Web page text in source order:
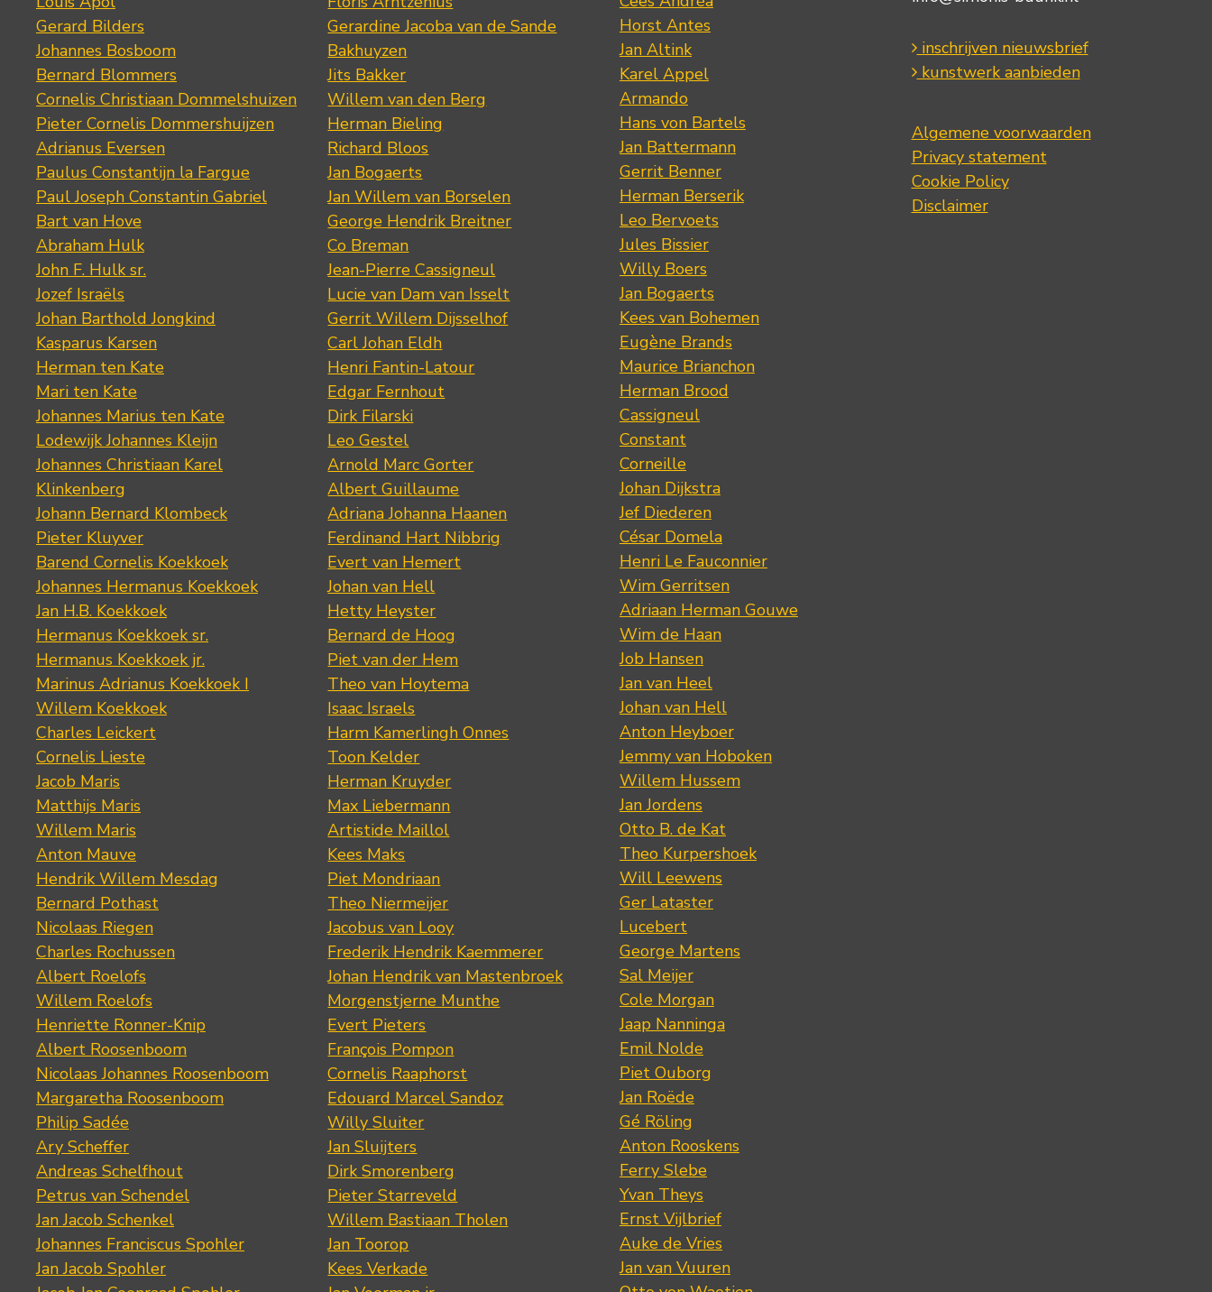
Gerard Bilders
Johannes Bosboom
Bernard Blommers
Cornelis Christiaan Dommelshuizen
Pieter Cornelis Dommershuijzen
Adrianus Eversen
Paulus Constantijn la Fargue
Paul Joseph Constantin Gabriel
Bart van Hove
Abraham Hulk
John F. Hulk sr.
Jozef Israëls
Johan Barthold Jongkind
Kasparus Karsen
Herman ten Kate
Mari ten Kate
Johannes Marius ten Kate
Lodewijk Johannes Kleijn
Johannes Christiaan Karel
Klinkenberg
Johann Bernard Klombeck
Pieter Kluyver
Barend Cornelis Koekkoek
Johannes Hermanus Koekkoek
Jan H.B. Koekkoek
Hermanus Koekkoek sr.
Hermanus Koekkoek jr.
Marinus Adrianus Koekkoek I
Willem Koekkoek
Charles Leickert
Cornelis Lieste
Jacob Maris
Matthijs Maris
Willem Maris
Anton Mauve
Hendrik Willem Mesdag
Bernard Pothast
Nicolaas Riegen
Charles Rochussen
Albert Roelofs
Willem Roelofs
Henriette Ronner-Knip
Albert Roosenboom
Nicolaas Johannes Roosenboom
Margaretha Roosenboom
Philip Sadée
Ary Scheffer
Andreas Schelfhout
Petrus van Schendel
Jan Jacob Schenkel
Johannes Franciscus Spohler
Jan Jacob Spohler
Gerardine Jacoba van de Sande
Bakhuyzen
Jits Bakker
Willem van den Berg
Herman Bieling
Richard Bloos
Jan Bogaerts
Jan Willem van Borselen
George Hendrik Breitner
Co Breman
Jean-Pierre Cassigneul
Lucie van Dam van Isselt
Gerrit Willem Dijsselhof
Carl Johan Eldh
Henri Fantin-Latour
Edgar Fernhout
Dirk Filarski
Leo Gestel
Arnold Marc Gorter
Albert Guillaume
Adriana Johanna Haanen
Ferdinand Hart Nibbrig
Evert van Hemert
Johan van Hell
Hetty Heyster
Bernard de Hoog
Piet van der Hem
Theo van Hoytema
Isaac Israels
Harm Kamerlingh Onnes
Toon Kelder
Herman Kruyder
Max Liebermann
Artistide Maillol
Kees Maks
Piet Mondriaan
Theo Niermeijer
Jacobus van Looy
Frederik Hendrik Kaemmerer
Johan Hendrik van Mastenbroek
Morgenstjerne Munthe
Evert Pieters
François Pompon
Cornelis Raaphorst
Edouard Marcel Sandoz
Willy Sluiter
Jan Sluijters
Dirk Smorenberg
Pieter Starreveld
Willem Bastiaan Tholen
Jan Toorop
Kees Verkade
Horst Antes
Jan Altink
Karel Appel
Armando
Hans von Bartels
Jan Battermann
Gerrit Benner
Herman Berserik
Leo Bervoets
Jules Bissier
Willy Boers
Jan Bogaerts
Kees van Bohemen
Eugène Brands
Maurice Brianchon
Herman Brood
Cassigneul
Constant
Corneille
Johan Dijkstra
Jef Diederen
César Domela
Henri Le Fauconnier
Wim Gerritsen
Adriaan Herman Gouwe
Wim de Haan
Job Hansen
Jan van Heel
Johan van Hell
Anton Heyboer
Jemmy van Hoboken
Willem Hussem
Jan Jordens
Otto B. de Kat
Theo Kurpershoek
Will Leewens
Ger Lataster
Lucebert
George Martens
Sal Meijer
Cole Morgan
Jaap Nanninga
Emil Nolde
Piet Ouborg
Jan Roëde
Gé Röling
Anton Rooskens
Ferry Slebe
Yvan Theys
Ernst Vijlbrief
Auke de Vries
Jan van Vuuren
inschrijven nieuwsbrief
kunstwerk aanbieden
Algemene voorwaarden
Privacy statement
Cookie Policy
Disclaimer